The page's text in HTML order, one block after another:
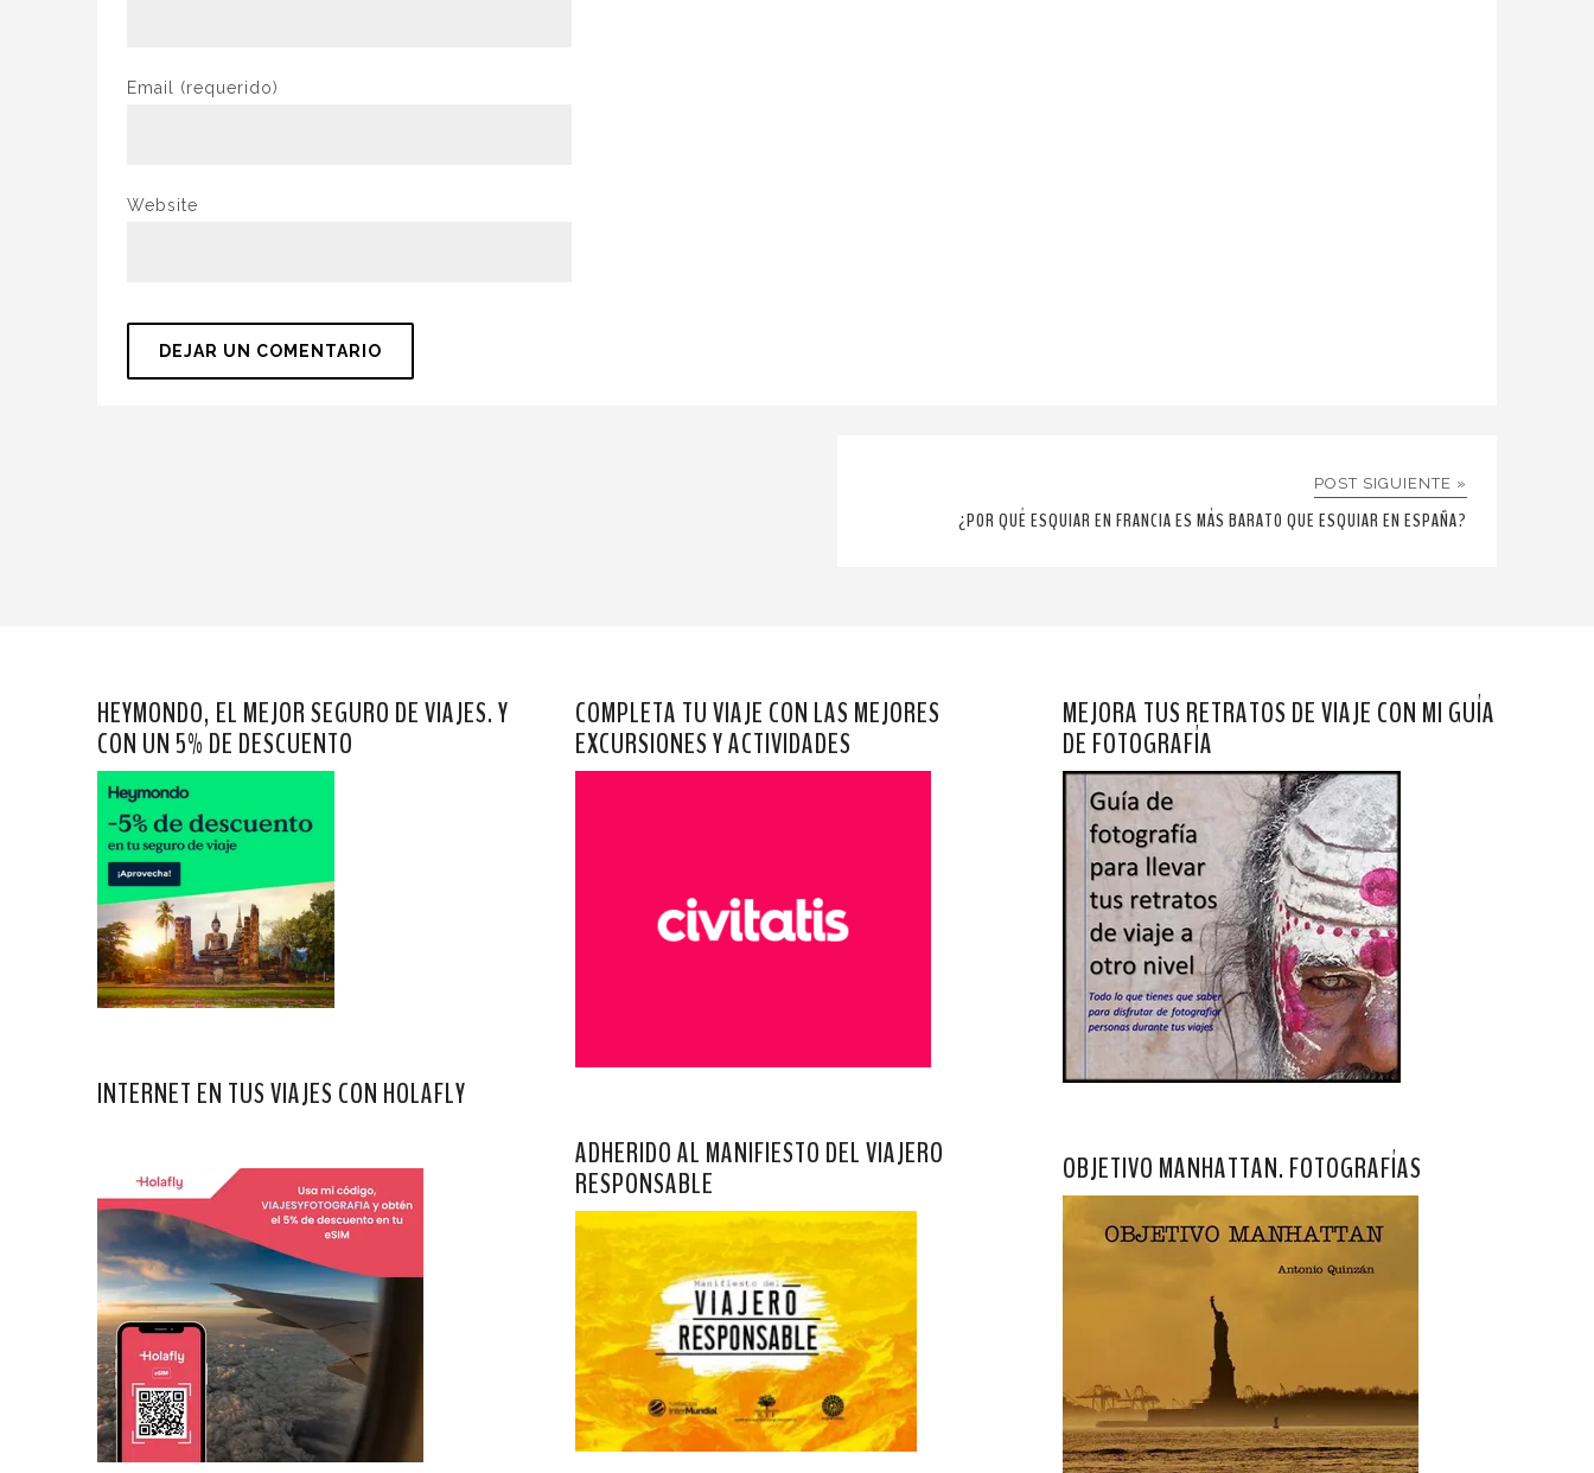
Email (requerido)
Website
POST SIGUIENTE »
¿POR QUÉ ESQUIAR EN FRANCIA ES MÁS BARATO QUE ESQUIAR EN ESPAÑA?
HEYMONDO, EL MEJOR SEGURO DE VIAJES. Y
CON UN 5% DE DESCUENTO
INTERNET EN TUS VIAJES CON HOLAFLY
COMPLETA TU VIAJE CON LAS MEJORES
EXCURSIONES Y ACTIVIDADES
ADHERIDO AL MANIFIESTO DEL VIAJERO
RESPONSABLE
MEJORA TUS RETRATOS DE VIAJE CON MI GUÍA
DE FOTOGRAFÍA
OBJETIVO MANHATTAN. FOTOGRAFÍAS